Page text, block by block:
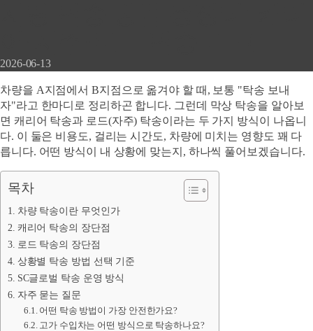
2026-06-13
차량을 A지점에서 B지점으로 옮겨야 할 때, 보통 "탁송 보내
자"라고 한마디로 정리하곤 합니다. 그런데 막상 탁송을 알아보
면 캐리어 탁송과 로드(자주) 탁송이라는 두 가지 방식이 나옵니
다. 이 둘은 비용도, 걸리는 시간도, 차량에 미치는 영향도 꽤 다
릅니다. 어떤 방식이 내 상황에 맞는지, 하나씩 풀어보겠습니다.
목차
차량 탁송이란 무엇인가
캐리어 탁송의 장단점
로드 탁송의 장단점
상황별 탁송 방법 선택 기준
SC글로벌 탁송 운영 방식
자주 묻는 질문
어떤 탁송 방법이 가장 안전한가요?
고가 수입차는 어떤 방식으로 탁송하나요?